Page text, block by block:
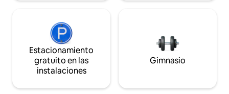
Estacionamiento
gratuito en las
instalaciones
Gimnasio